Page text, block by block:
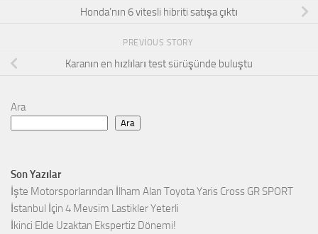
Honda’nın 6 vitesli hibriti satışa çıktı
PREVIOUS STORY
Karanın en hızlıları test sürüşünde buluştu
Ara
Ara
Son Yazılar
İşte Motorsporlarından İlham Alan Toyota Yaris Cross GR SPORT
İstanbul İçin 4 Mevsim Lastikler Yeterli
İkinci Elde Uzaktan Ekspertiz Dönemi!